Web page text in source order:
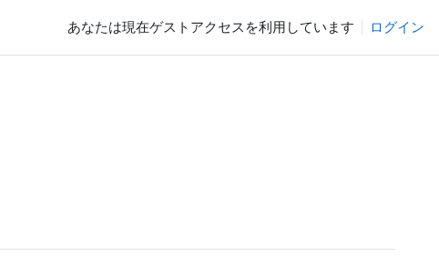
あなたは現在ゲストアクセスを利用しています ログイン